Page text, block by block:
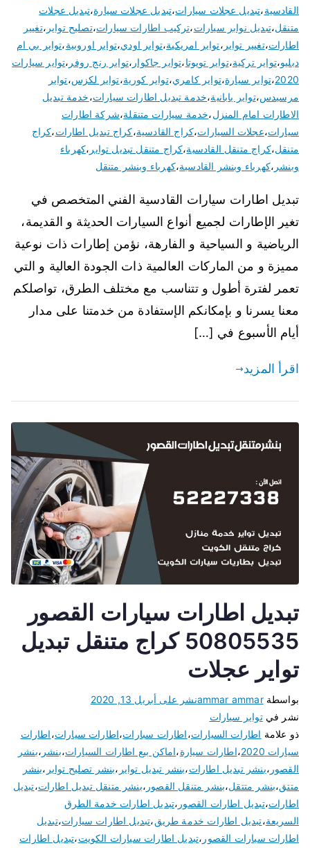
القادسية،تبديل عجلات سيارات،تبديل عجلات سيارة،تبديل عجلات
متنقل،تبديل نوابر سيارات،تركيب اطارات سيارات،تصليح تواير ،تغيير
اطارات،تغيير تواير ،تواير امريكية،تواير اودي،تواير اوروبية،تواير بي ام
دبليو،تواير تركية،تواير تويوتا،تواير جاكوار ،تواير رنج روفر ،تواير سيارات
2020،تواير سيارة،تواير كامري،تواير كورية،تواير لكزس،تواير
مرسيدس،تواير يابانية،خدمة تبديل اطارات سيارات،خدمة تبديل
الاطارات امام المنزل،خدمة سيارات متنقلة،شركة اطارات
سيارات،عجلات السيارات،كراج القادسية،كراج تبديل اطارات،كراج
متنقل،كراج متنقل القادسية،كراج متنقل تبديل تواير ،كهرباء
وبنشر ،كهرباء وبنشر القادسية،كهرباء وبنشر متنقل
تبديل اطارات سيارات القادسية الفني المتخصص في
تغير الإطارات لجميع أنواع السيارات الحديثة و القديمة،
الرياضية و السياحية و الفارهة، نؤمن إطارات ذات نوعية
مميزة و من الماركات العالمية ذات الجودة العالية و التي
تعمر لفترة أطول و تتناسب مع مختلف الطرق، تواصلكم
معنا يسرنا و بإمكانكم الإستفادة من خدمتنا على مدار
أيام الأسبوع في […]
اقرأ المزيد
تبديل اطارات سيارات القصور
50805535 كراج متنقل تبديل
تواير عجلات
بواسطةammar ammarنشر على أبريل 13, 2020
نشر فيتواير سيارات
ذو علامة اطارات السيارات،اطارات سبارات،اطارات سيارات،اطارات
سيارات 2020
،اطارات سيارة،اماكن بيع اطارات السيارات،بنشر ،بنشر
القصور ،بنشر تبديل اطارات،بنشر تبديل تواير ،بنشر تصليح تواير ،بنشر
متتق،بنشر متتقل،بنشر متنقل القصور ،بنشر متنقل تبديل اطارات،تبديل
اطارات،تبديل اطارات القصور ،تبديل اطارات خدمة الطرق
السريعة،تبديل اطارات خدمة طريق،تبديل اطارات سيارات،تبديل
اطارات سيارات القصور ،تبديل اطارات سيارات الكويت،تبديل اطارات